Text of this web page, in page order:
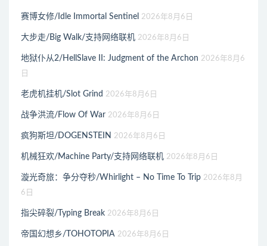
赛博女修/Idle Immortal Sentinel 2026年8月6日
大步走/Big Walk/支持网络联机 2026年8月6日
地狱仆从2/HellSlave II: Judgment of the Archon 2026年8月6
日
老虎机挂机/Slot Grind 2026年8月6日
战争洪流/Flow Of War 2026年8月6日
疯狗斯坦/DOGENSTEIN 2026年8月6日
机械狂欢/Machine Party/支持网络联机 2026年8月6日
漩光奇旅：争分夺秒/Whirlight – No Time To Trip 2026年8月
6日
指尖碎裂/Typing Break 2026年8月6日
帝国幻想乡/TOHOTOPIA 2026年8月6日